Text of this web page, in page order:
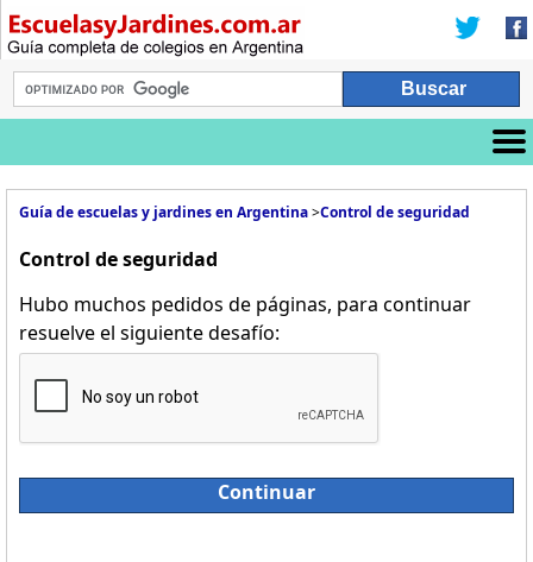
Guía de escuelas y jardines en Argentina>Control de seguridad
Control de seguridad
Hubo muchos pedidos de páginas, para continuar
resuelve el siguiente desafío:
Continuar